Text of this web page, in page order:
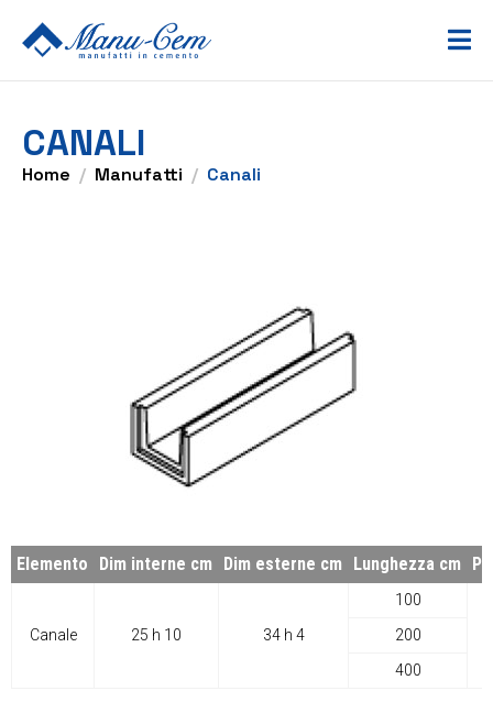
CANALI
Home Manufatti Canali
Elemento Dim interne cm Dim esterne cm Lunghezza cm
Canale 25 h 10 34 h 4
100
200
400